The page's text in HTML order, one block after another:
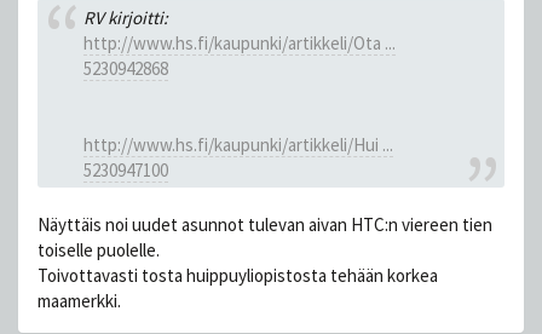
RV kirjoitti:
http://www.hs.fi/kaupunki/artikkeli/Ota ...
5230942868
http://www.hs.fi/kaupunki/artikkeli/Hui ...
5230947100
Näyttäis noi uudet asunnot tulevan aivan HTC:n viereen tien
toiselle puolelle.
Toivottavasti tosta huippuyliopistosta tehään korkea
maamerkki.